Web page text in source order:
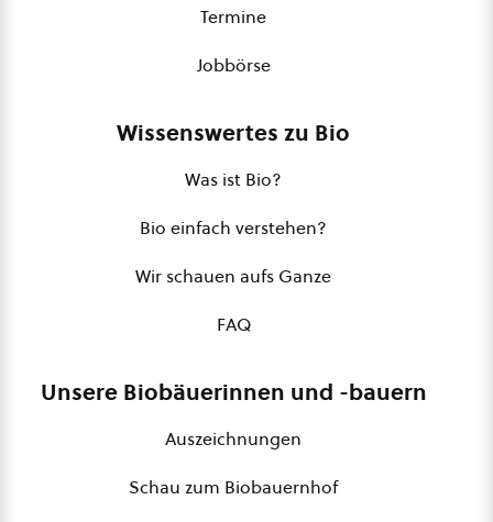
Termine
Jobbörse
Wissenswertes zu Bio
Was ist Bio?
Bio einfach verstehen?
Wir schauen aufs Ganze
FAQ
Unsere Biobäuerinnen und -bauern
Auszeichnungen
Schau zum Biobauernhof